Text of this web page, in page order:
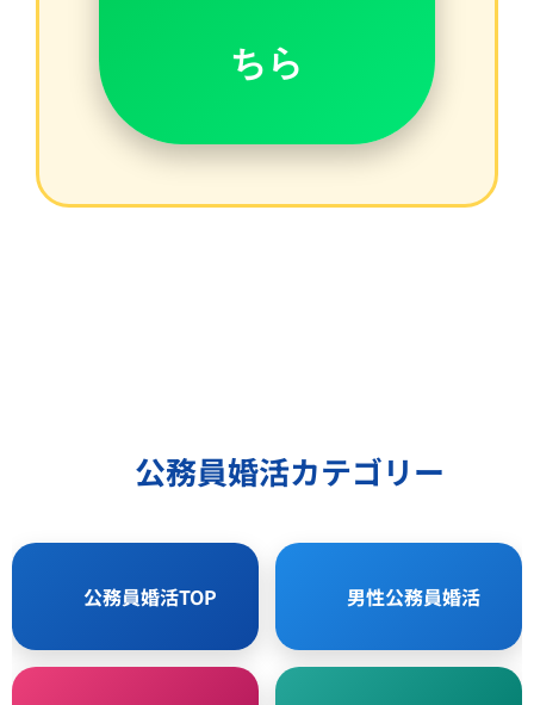
ちら
🏛 公務員婚活カテゴリー
🏛 公務員婚活TOP 👨 男性公務員婚活